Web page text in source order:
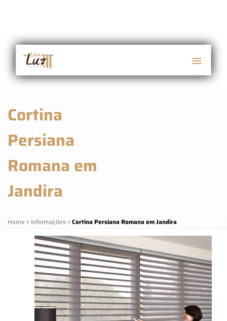
Cortina
Persiana
Romana em
Jandira
Home » Informações » Cortina Persiana Romana em Jandira